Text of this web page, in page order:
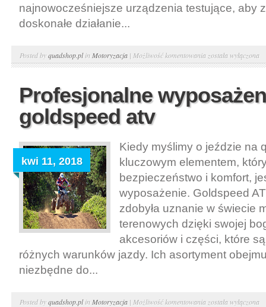
najnowocześniejsze urządzenia testujące, aby
doskonałe działanie...
Posted byquadshop.plin Motoryzacja | Możliwość komentowania Wyciągarki
warn.
sam
została wyłączona
Profesjonalne
goldspeed atv
kwi 11, 2018
Kiedy myślimy o jeździe na
kluczowym elementem,
bezpieczeństwo i komfort,
wyposażenie. Goldspeed
zdobyła uznanie w świecie
terenowych dzięki swojej
akcesoriów i części, które
różnych warunków jazdy. Ich asortyment
niezbędne do...
Posted byquadshop.plin Motoryzacja | Możliwość komentowania Profesjonalne
została wyłączona